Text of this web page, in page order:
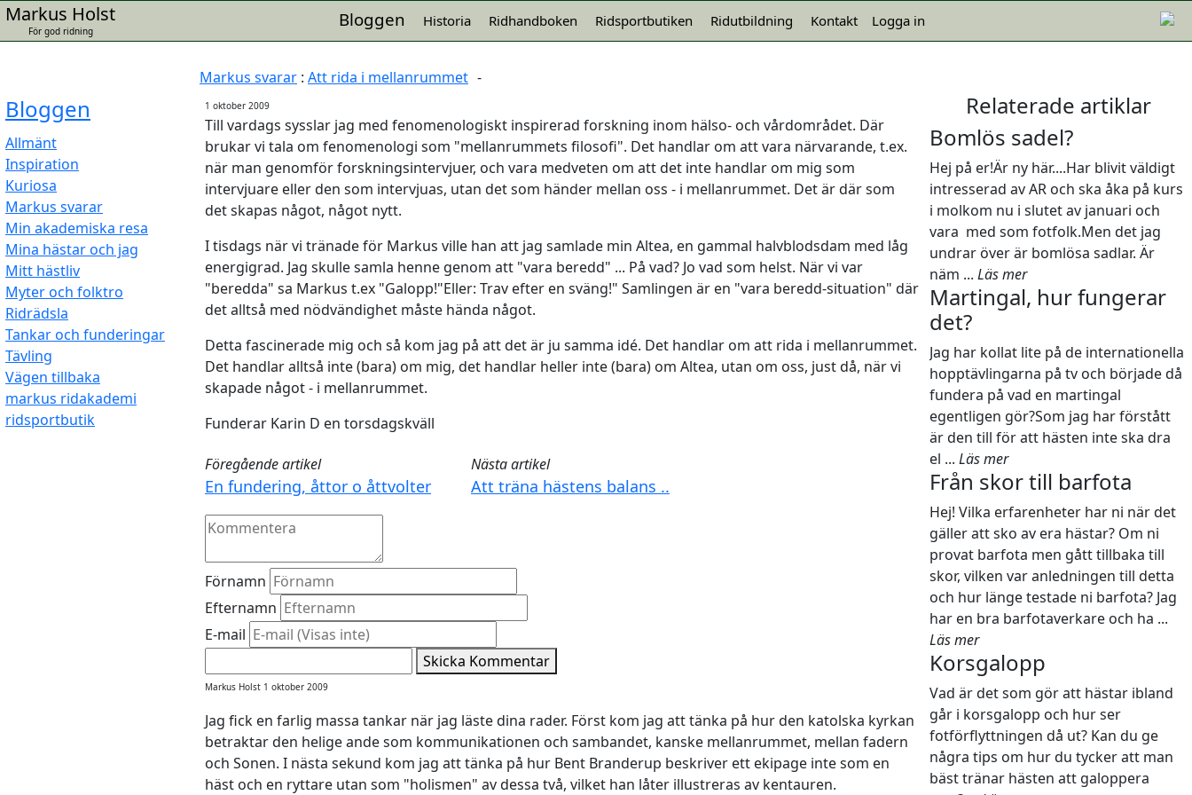
Markus Holst
För god ridning
Bloggen Historia Ridhandboken Ridsportbutiken Ridutbildning Kontakt Logga in
Markus svarar : Att rida i mellanrummet -
Bloggen
Allmänt
Inspiration
Kuriosa
Markus svarar
Min akademiska resa
Mina hästar och jag
Mitt hästliv
Myter och folktro
Ridrädsla
Tankar och funderingar
Tävling
Vägen tillbaka
markus ridakademi
ridsportbutik
1 oktober 2009
Till vardags sysslar jag med fenomenologiskt inspirerad forskning inom hälso- och vårdområdet. Där
brukar vi tala om fenomenologi som "mellanrummets filosofi". Det handlar om att vara närvarande, t.ex.
när man genomför forskningsintervjuer, och vara medveten om att det inte handlar om mig som
intervjuare eller den som intervjuas, utan det som händer mellan oss - i mellanrummet. Det är där som
det skapas något, något nytt.
I tisdags när vi tränade för Markus ville han att jag samlade min Altea, en gammal halvblodsdam med låg
energigrad. Jag skulle samla henne genom att "vara beredd" ... På vad? Jo vad som helst. När vi var
"beredda" sa Markus t.ex "Galopp!"Eller: Trav efter en sväng!" Samlingen är en "vara beredd-situation" där
det alltså med nödvändighet måste hända något.
Detta fascinerade mig och så kom jag på att det är ju samma idé. Det handlar om att rida i mellanrummet.
Det handlar alltså inte (bara) om mig, det handlar heller inte (bara) om Altea, utan om oss, just då, när vi
skapade något - i mellanrummet.
Funderar Karin D en torsdagskväll
Föregående artikel
En fundering, åttor o åttvolter
Nästa artikel
Att träna hästens balans ..
Relaterade artiklar
Bomlös sadel?
Hej på er!Är ny här....Har blivit väldigt
intresserad av AR och ska åka på kurs
i molkom nu i slutet av januari och
vara med som fotfolk.Men det jag
undrar över är bomlösa sadlar. Är
näm ... Läs mer
Martingal, hur fungerar
det?
Jag har kollat lite på de internationella
hopptävlingarna på tv och började då
fundera på vad en martingal
egentligen gör?Som jag har förstått
är den till för att hästen inte ska dra
el ... Läs mer
Från skor till barfota
Hej! Vilka erfarenheter har ni när det
gäller att sko av era hästar? Om ni
provat barfota men gått tillbaka till
skor, vilken var anledningen till detta
och hur länge testade ni barfota? Jag
har en bra barfotaverkare och ha ...
Läs mer
Korsgalopp
Vad är det som gör att hästar ibland
går i korsgalopp och hur ser
fotförflyttningen då ut? Kan du ge
några tips om hur du tycker att man
bäst tränar hästen att galoppera
Förnamn
Efternamn
E-mail
Skicka Kommentar
Markus Holst 1 oktober 2009
Jag fick en farlig massa tankar när jag läste dina rader. Först kom jag att tänka på hur den katolska kyrkan
betraktar den helige ande som kommunikationen och sambandet, kanske mellanrummet, mellan fadern
och Sonen. I nästa sekund kom jag att tänka på hur Bent Branderup beskriver ett ekipage inte som en
häst och en ryttare utan som "holismen" av dessa två, vilket han låter illustreras av kentauren.